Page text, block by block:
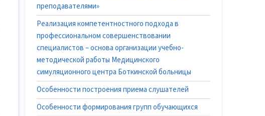
преподавателями»
Реализация компетентностного подхода в
профессиональном совершенствовании
специалистов – основа организации учебно-
методической работы Медицинского
симуляционного центра Боткинской больницы
Особенности построения приема слушателей
Особенности формирования групп обучающихся